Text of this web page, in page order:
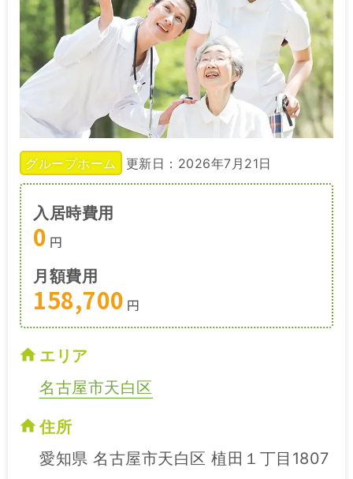
グループホーム 更新日：2026年7月21日
入居時費用
0 円
月額費用
158,700 円
エリア
名古屋市天白区
住所
愛知県 名古屋市天白区 植田１丁目1807